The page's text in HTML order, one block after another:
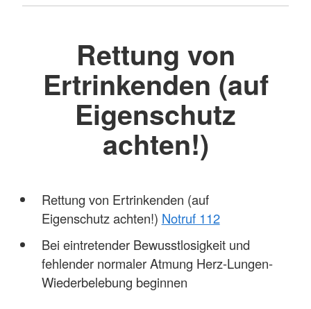
Rettung von
Ertrinkenden (auf
Eigenschutz
achten!)
Rettung von Ertrinkenden (auf
Eigenschutz achten!) Notruf 112
Bei eintretender Bewusstlosigkeit und
fehlender normaler Atmung Herz-Lungen-
Wiederbelebung beginnen